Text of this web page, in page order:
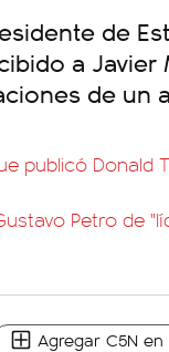
de
a Javier
de un
publicó Donald
Petro de
Agregar C5N en